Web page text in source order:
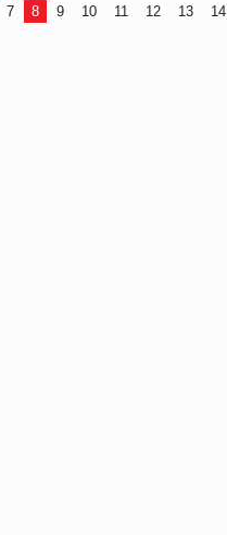
7 8 9 10 11 12 13 14